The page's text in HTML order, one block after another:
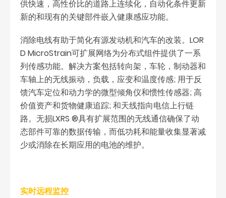
供快速，高性价比的道路上连续化，自动化条件更新
新的和现有的关键部件嵌入健康感应功能。
消除电线有助于简化有源发动机和汽车的改装。LOR
D MicroStrain可扩展网络为分布式组件提供了一系
列传感功能。解决方案包括转向架，车轮，制动器和
车轴上的无线振动，负载，应变和温度传感; 用于反
馈汽车定位和动力学的微型倾角仪和惯性传感器; 高
价值资产和货物健康追踪; 和天线指向电信上行链
路。无损LXRS ®具有扩展范围的无线通信确保了动
态部件可靠的数据传输，而低功耗和能量收集显著减
少或消除在长期应用的电池的维护。
实时远程监控